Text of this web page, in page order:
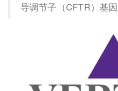
导调节子（CFTR）基